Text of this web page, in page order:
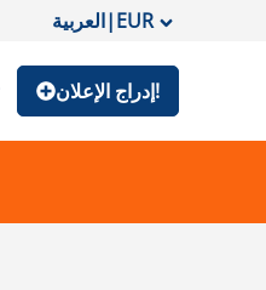
العربية|EUR
إدراج الإعلان!